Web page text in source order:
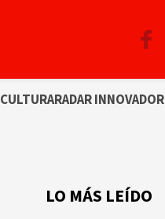
CULTURARADAR INNOVADOR
LO MÁS LEÍDO